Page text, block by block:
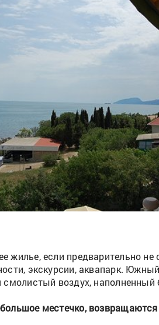
если предварительно не
экскурсии, аквапарк.
смолистый воздух,
местечко,